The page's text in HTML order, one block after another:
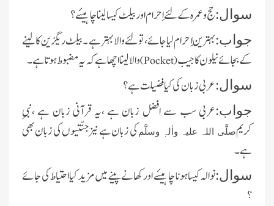
سوال:حج و عمرہ کے لئے اِحرام اور بیلٹ کیسا لینا چاہیئے ؟
جواب:بہترین اِ حرام لیا جائے، تولئے والا بہتر ہے ۔ بیلٹ ریگزین کا لینے
کے بجائے نیلون کا جیب(
Pocket
)والا لینا اچھا ہے کہ یہ مضبوط ہوتا ہے ۔
سوال:عربی زبان کی کیا فضیلت ہے ؟
جواب:عربی سب سے افضل زبان ہے ،یہ قرآنی زبان ہے ،نبیِ
کریمصلَّی اللہ علیہ واٰلہٖ وسلَّمکی زبان ہے نیز جنّتیوں کی زبان بھی
ہے ۔
سوال:نوالہ کیسا ہونا چاہیئے اورکھانے پینے میں مزید کیااحتیاط کی جائے
؟